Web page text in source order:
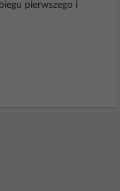
pierwszego i